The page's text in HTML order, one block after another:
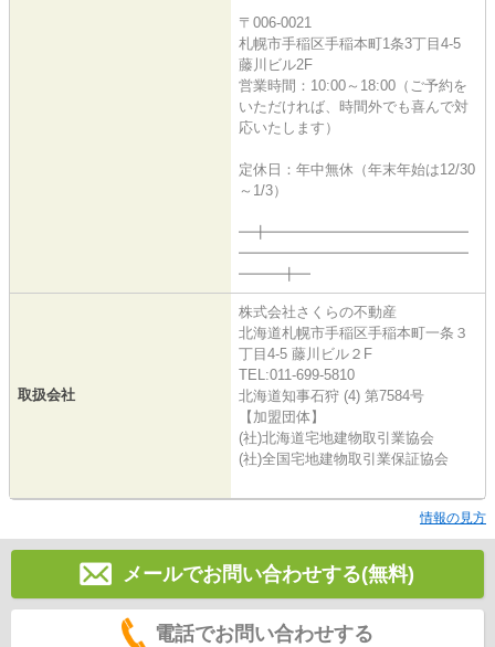
〒006-0021
札幌市手稲区手稲本町1条3丁目4-5
藤川ビル2F
営業時間：10:00～18:00（ご予約を
いただければ、時間外でも喜んで対
応いたします）
定休日：年中無休（年末年始は12/30
～1/3）
━╋━━━━━━━━━━━━━━
━━━━━━━━━━━━━━━━
━━━╋━
取扱会社
株式会社さくらの不動産
北海道札幌市手稲区手稲本町一条３
丁目4-5 藤川ビル２F
TEL:011-699-5810
北海道知事石狩 (4) 第7584号
【加盟団体】
(社)北海道宅地建物取引業協会
(社)全国宅地建物取引業保証協会
情報の見方
メールでお問い合わせする(無料)
電話でお問い合わせする